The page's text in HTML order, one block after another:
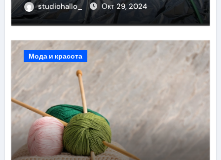
studiohallo_ Окт 29, 2024
Мода и красота